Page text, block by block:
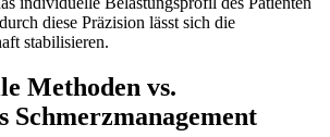
diese Präzision lässt sich die
stabilisieren.
Methoden vs.
Schmerzmanagement